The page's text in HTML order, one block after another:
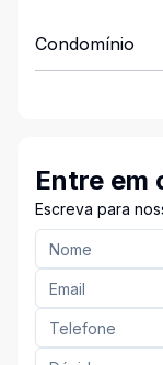
Condomínio
Entre em
Escreva para